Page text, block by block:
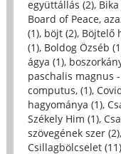
együttállás (2),
Board of Peace,
(1), böjt (2), Böjtelő
(1), Boldog Özséb
ágya (1),
paschalis magnus
computus, (1),
hagyománya (1),
Székely Him (1),
szövegének szer (2),
Csillagbölcselet (11)